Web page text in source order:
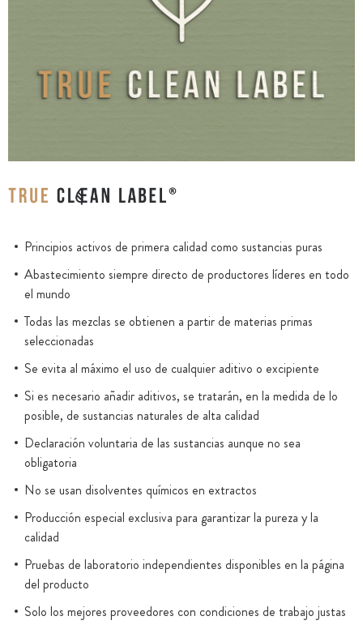
Principios activos de primera calidad como sustancias puras
Abastecimiento siempre directo de productores líderes en todo
el mundo
Todas las mezclas se obtienen a partir de materias primas
seleccionadas
Se evita al máximo el uso de cualquier aditivo o excipiente
Si es necesario añadir aditivos, se tratarán, en la medida de lo
posible, de sustancias naturales de alta calidad
Declaración voluntaria de las sustancias aunque no sea
obligatoria
No se usan disolventes químicos en extractos
Producción especial exclusiva para garantizar la pureza y la
calidad
Pruebas de laboratorio independientes disponibles en la página
del producto
Solo los mejores proveedores con condiciones de trabajo justas